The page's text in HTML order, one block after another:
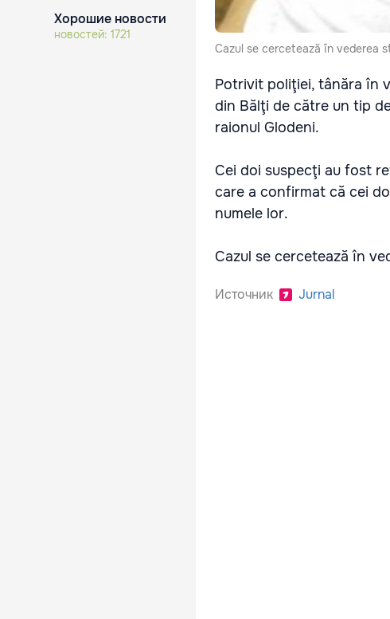
Хорошие новости
новостей: 1721
Cazul se cercetează în vederea
Potrivit poliţiei, tânăra în
din Bălţi de către un tip
raionul Glodeni.
Cei doi suspecţi au fost
care a confirmat că cei
numele lor.
Cazul se cercetează în
Источник Jurnal